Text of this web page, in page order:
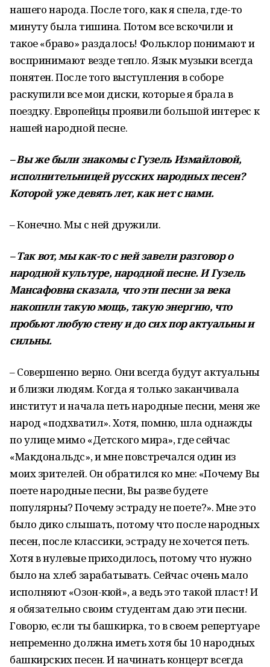
нашего народа. После того, как я спела, где-то
минуту была тишина. Потом все вскочили и
такое «браво» раздалось! Фольклор понимают и
воспринимают везде тепло. Язык музыки всегда
понятен. После того выступления в соборе
раскупили все мои диски, которые я брала в
поездку. Европейцы проявили большой интерес к
нашей народной песне.
–Выже были знакомысГузельИзмайловой,
исполнительницей русскихнародныхпесен?
Которой ужедевятьлет,какнетснами.
– Конечно. Мы с ней дружили.
–Таквот,мыкак-тосней завели разговоро
народнойкультуре,народнойпесне.ИГузель
Мансафовнасказала, что этипесни завека
накопили такуюмощь, такую энергию, что
пробьютлюбуюстенуидо сихпорактуальныи
сильны.
– Совершенно верно. Они всегда будут актуальны
и близки людям. Когда я только заканчивала
институт и начала петь народные песни, меня же
народ «подхватил». Хотя, помню, шла однажды
по улице мимо «Детского мира», где сейчас
«Макдональдс», и мне повстречался один из
моих зрителей. Он обратился ко мне: «Почему Вы
поете народные песни, Вы разве будете
популярны? Почему эстраду не поете?». Мне это
было дико слышать, потому что после народных
песен, после классики, эстраду не хочется петь.
Хотя в нулевые приходилось, потому что нужно
было на хлеб зарабатывать. Сейчас очень мало
исполняют «Озон-кюй», а ведь это такой пласт! И
я обязательно своим студентам даю эти песни.
Говорю, если ты башкирка, то в своем репертуаре
непременно должна иметь хотя бы 10 народных
башкирских песен. И начинать концерт всегда